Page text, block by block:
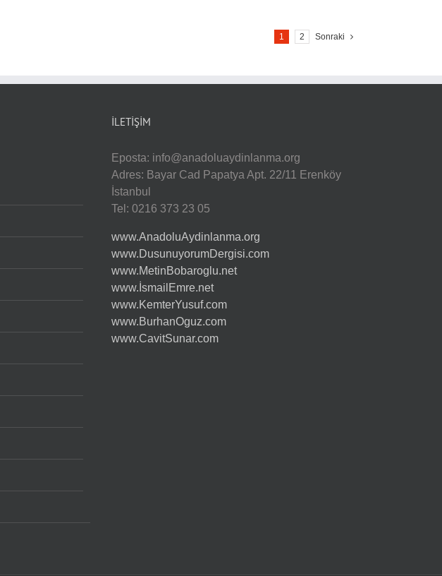
1 2 Sonraki
İLETIŞIM
Eposta: info@anadoluaydinlanma.org
Adres: Bayar Cad Papatya Apt. 22/11 Erenköy
İstanbul
Tel: 0216 373 23 05
www.AnadoluAydinlanma.org
www.DusunuyorumDergisi.com
www.MetinBobaroglu.net
www.İsmailEmre.net
www.KemterYusuf.com
www.BurhanOguz.com
www.CavitSunar.com